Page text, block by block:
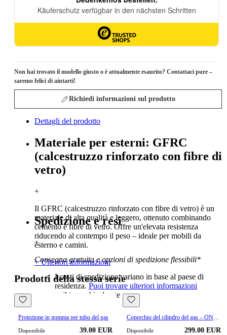
Non hai trovato il modello giusto o è attualmente esaurito? Contattaci pure –
saremo felici di aiutarti!
Richiedi informazioni sul prodotto
Dettagli del prodotto
Materiale per esterni: GFRC
(calcestruzzo rinforzato con fibre di
vetro)
+
Il GFRC (calcestruzzo rinforzato con fibre di vetro) è un
materiale di alta qualità e leggero, ottenuto combinando
cemento e fibre di vetro. Offre un'elevata resistenza
riducendo al contempo il peso – ideale per mobili da
esterno e camini.
+ Ulteriori informazioni
Spedizione e resi
+
Consegna gratuita e opzioni di spedizione flessibili*
I costi di spedizione variano in base al paese di
residenza. Puoi trovare ulteriori informazioni
quibiographical note
Prodotti della stessa serie
Protezione in gomma per tubo del gas
Disponibile 39.00 EUR Disponibile 299.00 EUR